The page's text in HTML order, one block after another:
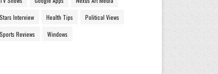
Interview Health Tips Political Views
Reviews Windows